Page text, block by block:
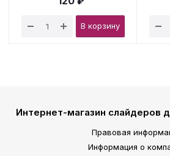
В корзину
Интернет-магазин слайдеров
Правовая
Информация о